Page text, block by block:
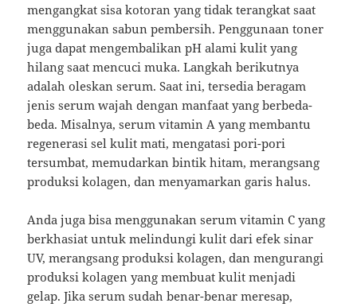
mengangkat sisa kotoran yang tidak terangkat saat
menggunakan sabun pembersih. Penggunaan toner
juga dapat mengembalikan pH alami kulit yang
hilang saat mencuci muka. Langkah berikutnya
adalah oleskan serum. Saat ini, tersedia beragam
jenis serum wajah dengan manfaat yang berbeda-
beda. Misalnya, serum vitamin A yang membantu
regenerasi sel kulit mati, mengatasi pori-pori
tersumbat, memudarkan bintik hitam, merangsang
produksi kolagen, dan menyamarkan garis halus.
Anda juga bisa menggunakan serum vitamin C yang
berkhasiat untuk melindungi kulit dari efek sinar
UV, merangsang produksi kolagen, dan mengurangi
produksi kolagen yang membuat kulit menjadi
gelap. Jika serum sudah benar-benar meresap,